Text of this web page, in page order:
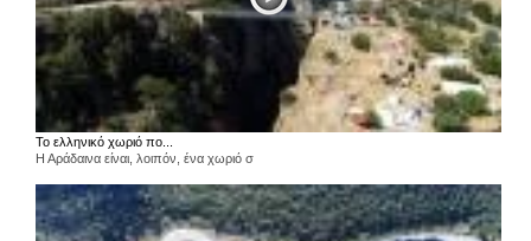
Το ελληνικό χωριό πο...
Η Αράδαινα είναι, λοιπόν, ένα χωριό σ